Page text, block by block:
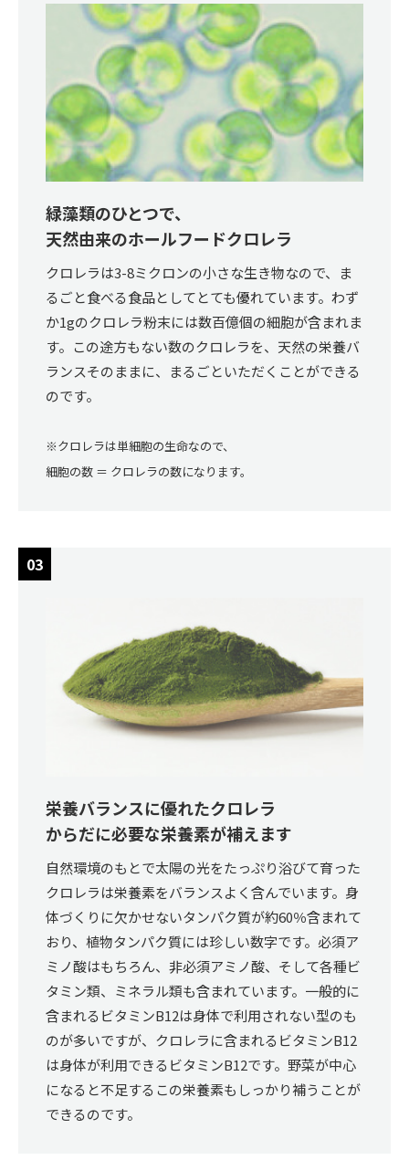
緑藻類のひとつで、
天然由来のホールフードクロレラ
クロレラは3-8ミクロンの小さな生き物なので、ま
るごと食べる食品としてとても優れています。わず
か1gのクロレラ粉末には数百億個の細胞が含まれま
す。この途方もない数のクロレラを、天然の栄養バ
ランスそのままに、まるごといただくことができる
のです。
※クロレラは単細胞の生命なので、
細胞の数 ＝ クロレラの数になります。
栄養バランスに優れたクロレラ
からだに必要な栄養素が補えます
自然環境のもとで太陽の光をたっぷり浴びて育った
クロレラは栄養素をバランスよく含んでいます。身
体づくりに欠かせないタンパク質が約60％含まれて
おり、植物タンパク質には珍しい数字です。必須ア
ミノ酸はもちろん、非必須アミノ酸、そして各種ビ
タミン類、ミネラル類も含まれています。一般的に
含まれるビタミンB12は身体で利用されない型のも
のが多いですが、クロレラに含まれるビタミンB12
は身体が利用できるビタミンB12です。野菜が中心
になると不足するこの栄養素もしっかり補うことが
できるのです。